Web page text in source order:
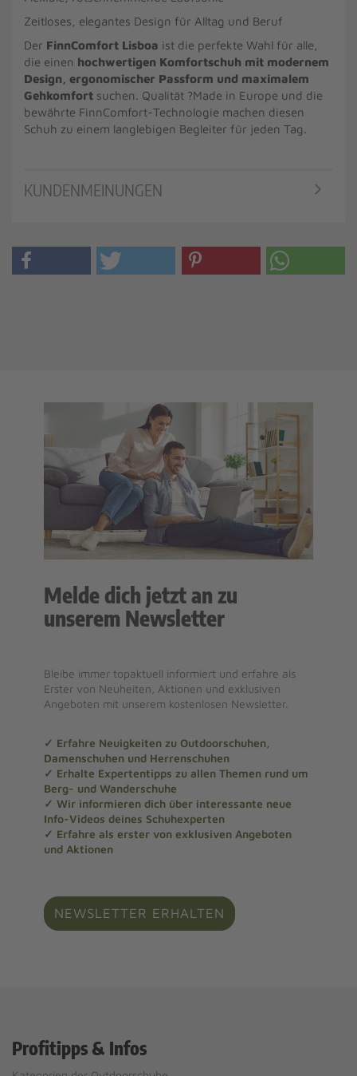
Zeitloses, elegantes Design für Alltag und Beruf
Der FinnComfort Lisboa ist die perfekte Wahl für alle,
die einen hochwertigen Komfortschuh mit modernem
Design, ergonomischer Passform und maximalem
Gehkomfort suchen. Qualität ?Made in Europe und die
bewährte FinnComfort-Technologie machen diesen
Schuh zu einem langlebigen Begleiter für jeden Tag.
KUNDENMEINUNGEN
Melde dich jetzt an zu
unserem Newsletter
Bleibe immer topaktuell informiert und erfahre als
Erster von Neuheiten, Aktionen und exklusiven
Angeboten mit unserem kostenlosen Newsletter.
✓ Erfahre Neuigkeiten zu Outdoorschuhen,
Damenschuhen und Herrenschuhen
✓ Erhalte Expertentipps zu allen Themen rund um
Berg- und Wanderschuhe
✓ Wir informieren dich über interessante neue
Info-Videos deines Schuhexperten
✓ Erfahre als erster von exklusiven Angeboten
und Aktionen
NEWSLETTER ERHALTEN
Profitipps & Infos